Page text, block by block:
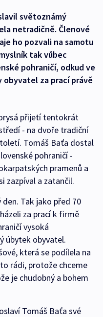
světoznámý
netradičně. Členové
ho pozvali na samotu
tak vůbec
pohraničí, odkud ve
za prací právě
přijetí tentokrát
- na dvoře tradiční
Tomáš Baťa dostal
pohraničí -
pramenů a
zazpíval a zatančil.
Tak jako před 70
za prací k firmě
vysoká
úbytek obyvatel.
která se podílela na
rádi, protože chceme
je chudobný a bohem
Tomáš Baťa své